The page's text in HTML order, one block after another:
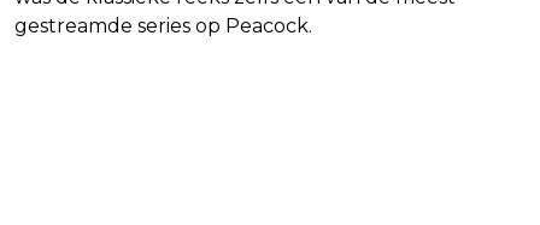
gestreamde series op Peacock.